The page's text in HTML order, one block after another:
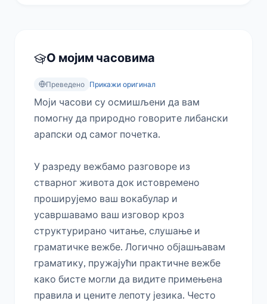
О мојим часовима
Преведено Прикажи оригинал
Моји часови су осмишљени да вам
помогну да природно говорите либански
арапски од самог почетка.
У разреду вежбамо разговоре из
стварног живота док истовремено
проширујемо ваш вокабулар и
усавршавамо ваш изговор кроз
структурирано читање, слушање и
граматичке вежбе. Логично објашњавам
граматику, пружајући практичне вежбе
како бисте могли да видите примењена
правила и цените лепоту језика. Често